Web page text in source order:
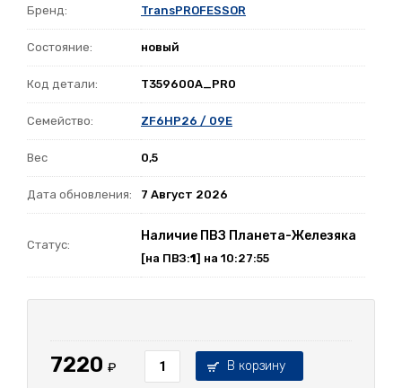
Бренд: TransPROFESSOR
Состояние: новый
Код детали: T359600A_PR0
Семейство: ZF6HP26 / 09E
Вес 0,5
Дата обновления: 7 Август 2026
Статус:
Наличие ПВЗ Планета-Железяка
[на ПВЗ:1] на 10:27:55
7220 ₽ В корзину